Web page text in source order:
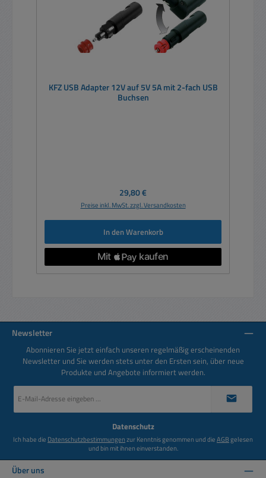
KFZ USB Adapter 12V auf 5V 5A mit 2-fach USB
Buchsen
Regulärer Preis:
29,80 €
Preise inkl. MwSt. zzgl. Versandkosten
In den Warenkorb
Newsletter
Abonnieren Sie jetzt einfach unseren regelmäßig erscheinenden
Newsletter und Sie werden stets unter den Ersten sein, über neue
Produkte und Angebote informiert werden.
Mail-
Datenschutz
Ich habe die Datenschutzbestimmungenzur Kenntnis genommen und dieAGBgelesen
und bin mit ihnen einverstanden.
Über uns